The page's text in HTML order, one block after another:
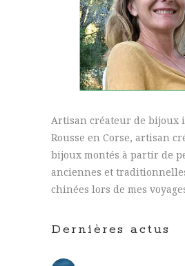
Artisan créateur de bijoux
Rousse en Corse, artisan
bijoux montés à partir de
anciennes et
chinées lors de mes
Dernières actus